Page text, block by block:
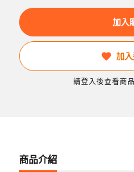
加入
加
請登入後查看商
商品介紹